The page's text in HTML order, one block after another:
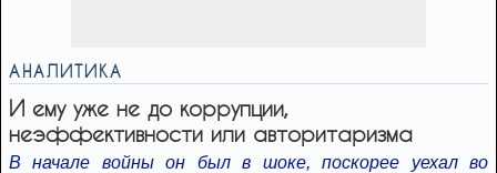
АНАЛИТИКА
И ему уже не до коррупции,
неэффективности или авторитаризма
В начале войны он был в шоке, поскорее уехал во